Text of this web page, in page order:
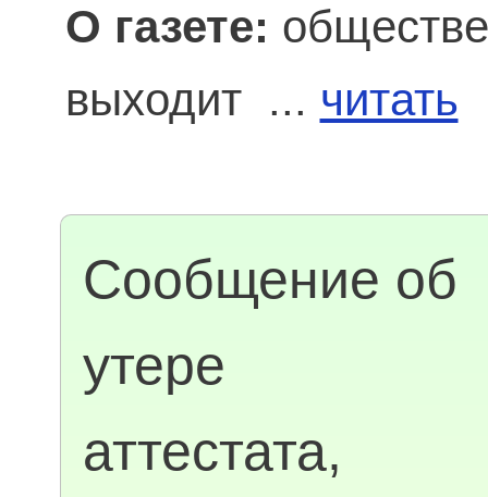
О газете:
выходит ... читать
Сообщение об
утере
аттестата,